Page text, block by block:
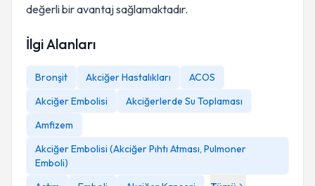
değerli bir avantaj sağlamaktadır.
İlgi Alanları
Bronşit Akciğer Hastalıkları
ACOS
Akciğer Embolisi
Akciğerlerde Su Toplaması
Amfizem
Akciğer Embolisi (Akciğer Pıhtı Atması, Pulmoner
Emboli)